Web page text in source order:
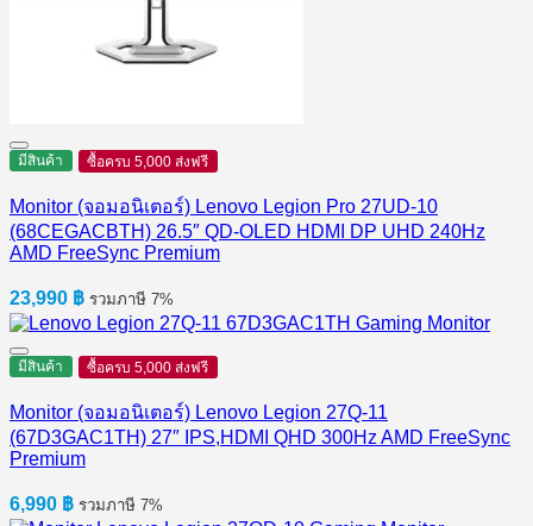
มีสินค้า ซื้อครบ 5,000 ส่งฟรี
Monitor (จอมอนิเตอร์) Lenovo Legion Pro 27UD-10
(68CEGACBTH) 26.5″ QD-OLED HDMI DP UHD 240Hz
AMD FreeSync Premium
23,990 ฿ รวมภาษี 7%
มีสินค้า ซื้อครบ 5,000 ส่งฟรี
Monitor (จอมอนิเตอร์) Lenovo Legion 27Q-11
(67D3GAC1TH) 27″ IPS,HDMI QHD 300Hz AMD FreeSync
Premium
6,990 ฿ รวมภาษี 7%